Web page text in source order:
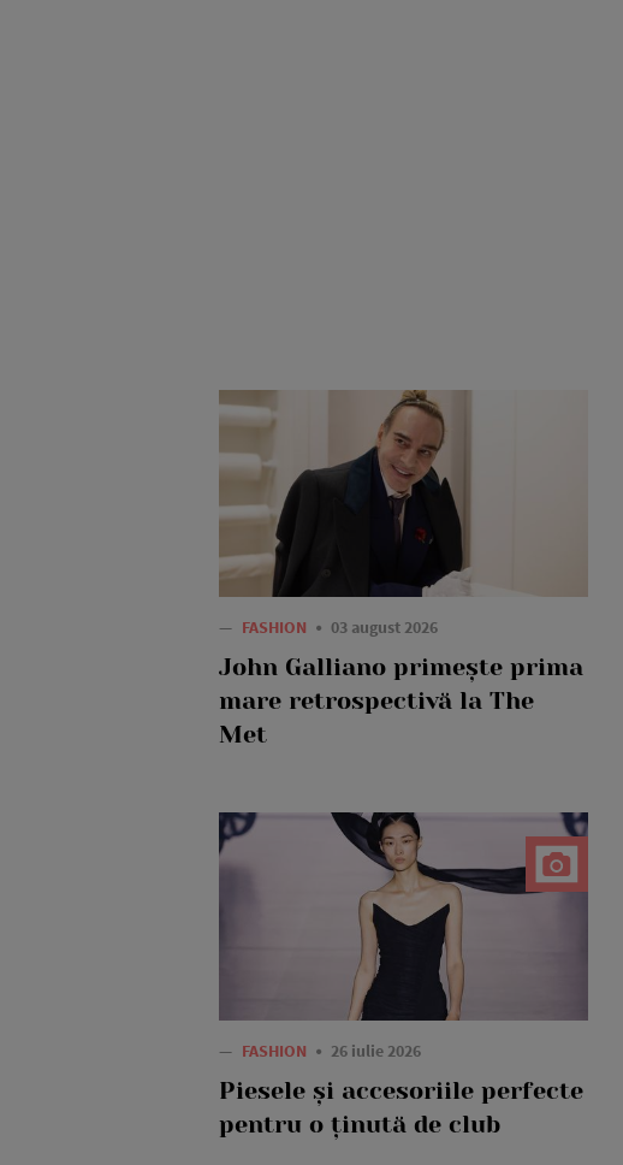
— FASHION 03 august 2026
John Galliano primește prima
mare retrospectivă la The
Met
— FASHION 26 iulie 2026
Piesele și accesoriile perfecte
pentru o ținută de club